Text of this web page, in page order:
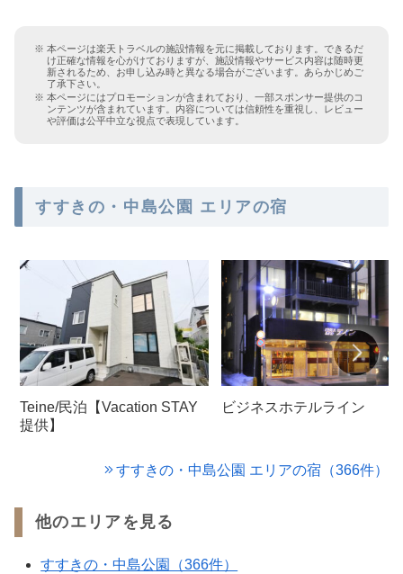
本ページは楽天トラベルの施設情報を元に掲載しております。できるだ
け正確な情報を心がけておりますが、施設情報やサービス内容は随時更
新されるため、お申し込み時と異なる場合がございます。あらかじめご
了承下さい。
本ページにはプロモーションが含まれており、一部スポンサー提供のコ
ンテンツが含まれています。内容については信頼性を重視し、レビュー
や評価は公平中立な視点で表現しています。
すすきの・中島公園 エリアの宿
Teine/民泊【Vacation STAY
提供】
ビジネスホテルライン
すすきの・中島公園 エリアの宿（366件）
他のエリアを見る
すすきの・中島公園（366件）